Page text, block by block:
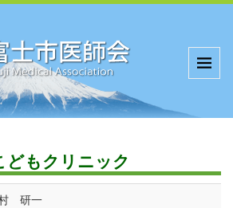
どもクリニック
研一